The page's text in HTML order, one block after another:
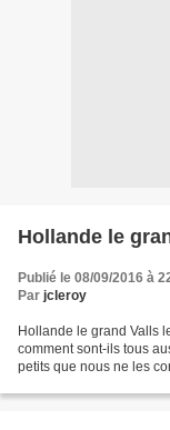
Hollande le
Publié le 08/09/2016 à
Par jcleroy
Hollande le grand Valls
comment sont-ils tous
petits que nous ne les